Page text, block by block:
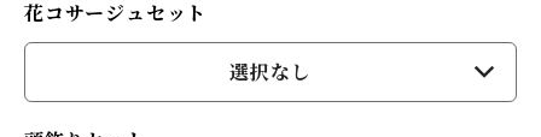
花コサージュセット
選択なし